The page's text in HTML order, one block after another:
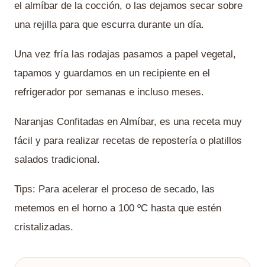
el almíbar de la cocción, o las dejamos secar sobre
una rejilla para que escurra durante un día.
Una vez fría las rodajas pasamos a papel vegetal,
tapamos y guardamos en un recipiente en el
refrigerador por semanas e incluso meses.
Naranjas Confitadas en Almíbar, es una receta muy
fácil y para realizar recetas de repostería o platillos
salados tradicional.
Tips: Para acelerar el proceso de secado, las
metemos en el horno a 100 ºC hasta que estén
cristalizadas.